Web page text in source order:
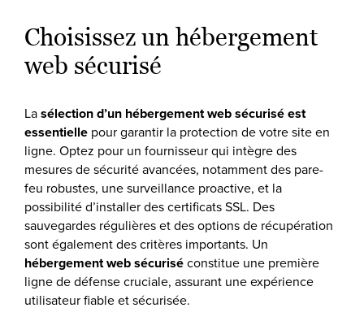
Choisissez un hébergement
web sécurisé
Lasélection d’un hébergement web sécurisé est
essentielle pour garantir la protection de votre site en
ligne. Optez pour un fournisseur qui intègre des
mesures de sécurité avancées, notamment des pare-
feu robustes, une surveillance proactive, et la
possibilité d’installer des certificats SSL. Des
sauvegardes régulières et des options de récupération
sont également des critères importants. Un
hébergement web sécuriséconstitue une première
ligne de défense cruciale, assurant une expérience
utilisateur fiable et sécurisée.